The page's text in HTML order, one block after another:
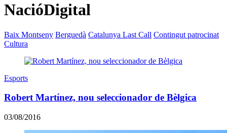
NacióDigital
Baix Montseny Berguedà Catalunya Last Call Contingut patrocinat
Cultura
Esports
Robert Martínez, nou seleccionador de Bèlgica
03/08/2016